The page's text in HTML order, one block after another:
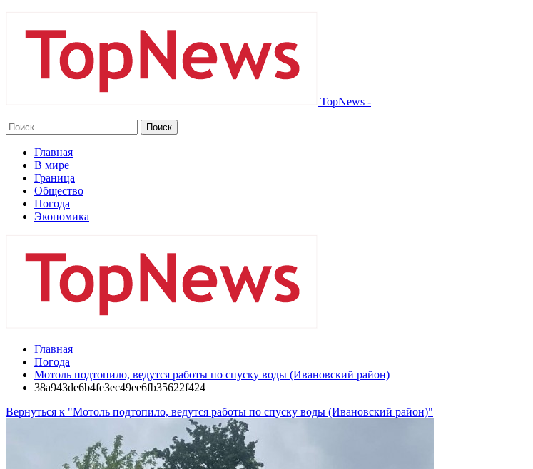
TopNews -
Главная
В мире
Граница
Общество
Погода
Экономика
Главная
Погода
Мотоль подтопило, ведутся работы по спуску воды (Ивановский район)
38a943de6b4fe3ec49ee6fb35622f424
Вернуться к "Мотоль подтопило, ведутся работы по спуску воды (Ивановский район)"